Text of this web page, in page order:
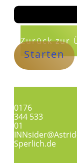
Zurück zur
Starten
0176
344 533
01
Sperlich.de